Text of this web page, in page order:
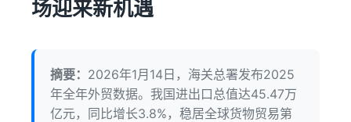
场迎来新机遇
摘要： 2026年1月14日，海关总署发布2025
年全年外贸数据。我国进出口总值达45.47万
亿元，同比增长3.8%，稳居全球货物贸易第